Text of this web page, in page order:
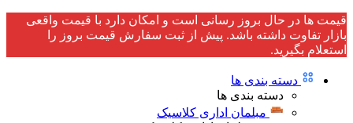
قیمت ها در حال بروز رسانی است و امکان دارد با قیمت واقعی
بازار تفاوت داشته باشد. پیش از ثبت سفارش قیمت بروز را
استعلام بگیرید.
دسته بندی ها
دسته بندی ها
مبلمان اداری کلاسیک